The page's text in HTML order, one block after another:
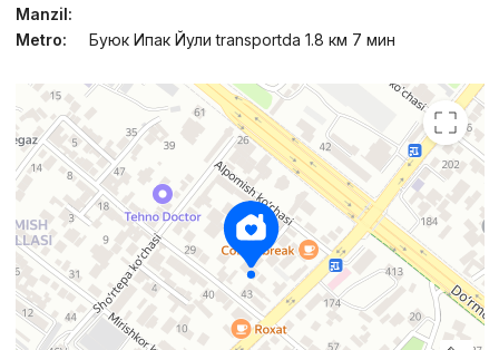
Manzil:
Metro:
Буюк Ипак Йули transportda 1.8 км 7 мин